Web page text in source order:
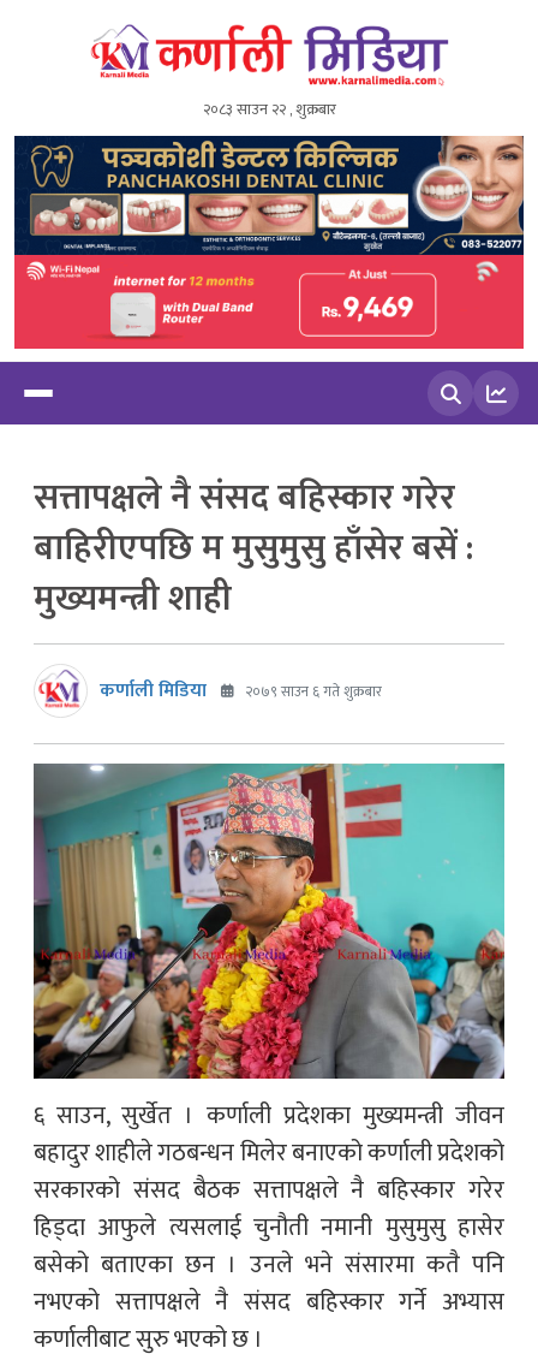
२०८३ साउन २२ , शुक्रबार
सत्तापक्षले नै संसद बहिस्कार गरेर
बाहिरीएपछि म मुसुमुसु हाँसेर बसें :
मुख्यमन्त्री शाही
कर्णाली मिडिया २०७९ साउन ६ गते शुक्रबार
६ साउन, सुर्खेत । कर्णाली प्रदेशका मुख्यमन्त्री जीवन
बहादुर शाहीले गठबन्धन मिलेर बनाएको कर्णाली प्रदेशको
सरकारको संसद बैठक सत्तापक्षले नै बहिस्कार गरेर
हिड्दा आफुले त्यसलाई चुनौती नमानी मुसुमुसु हासेर
बसेको बताएका छन । उनले भने संसारमा कतै पनि
नभएको सत्तापक्षले नै संसद बहिस्कार गर्ने अभ्यास
कर्णालीबाट सुरु भएको छ ।